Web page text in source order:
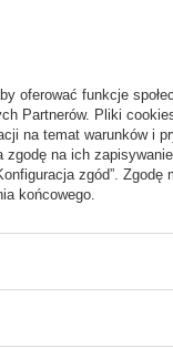
Guma Bratko
5 szt.
6,29 zł
Kup za: 207.57
oferować funkcje
Partnerów. Pliki
na temat warunków i
zgodę na ich
zgód”.
końcowego.